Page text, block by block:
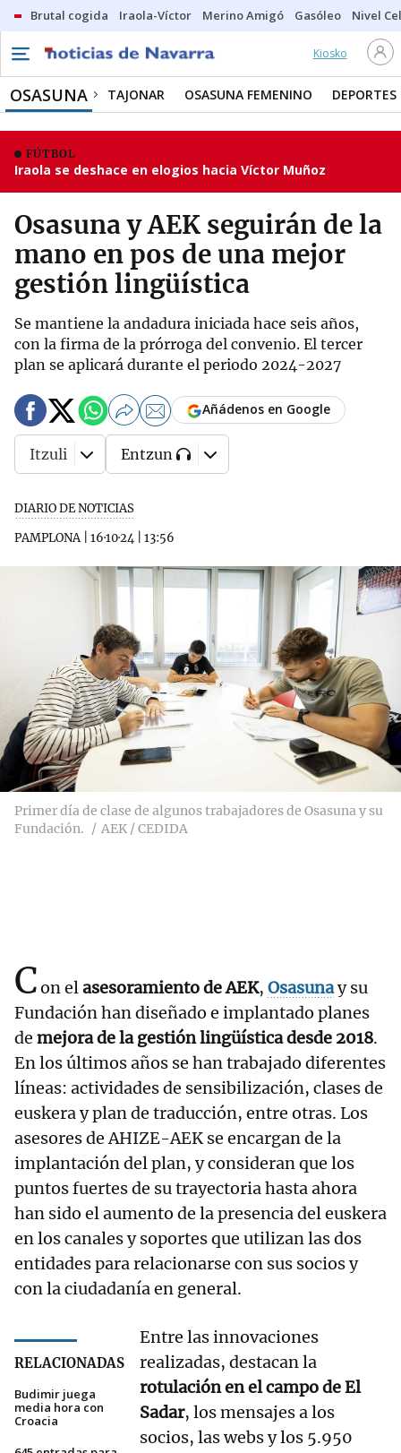
Brutal cogida Iraola-Víctor Merino Amigó Gasóleo Nivel
Kiosko
OSASUNA TAJONAR OSASUNA FEMENINO DEPORTES
FÚTBOL
Iraola se deshace en elogios hacia Víctor Muñoz
Osasuna y AEK seguirán de la
mano en pos de una mejor
gestión lingüística
Se mantiene la andadura iniciada hace seis años,
con la firma de la prórroga del convenio. El tercer
plan se aplicará durante el periodo 2024-2027
DIARIO DE NOTICIAS
PAMPLONA| 16·10·24 13:56
Añádenos en Google
Itzuli Entzun
Primer día de clase de algunos trabajadores de Osasuna y su
Fundación.
AEK / CEDIDA
Con elasesoramiento de AEK, Osasunay su
Fundación han diseñado e implantado planes
de mejora de la gestión lingüística desde 2018.
En los últimos años se han trabajado diferentes
líneas: actividades de sensibilización, clases de
euskera y plan de traducción, entre otras. Los
asesores de AHIZE-AEK se encargan de la
implantación del plan, y consideran que los
puntos fuertes de su trayectoria hasta ahora
han sido el aumento de la presencia del euskera
en los canales y soportes que utilizan las dos
entidades para relacionarse con sus socios y
con la ciudadanía en general.
RELACIONADAS
Budimir juega
media hora con
Croacia
Entre las innovaciones
realizadas, destacan la
rotulación en el campo de El
Sadar, los mensajes a los
socios, las webs y los 5.950